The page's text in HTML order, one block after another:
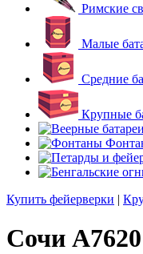
Римские
Малые
Средние
Крупные
Купить фейерверки |
Сочи А7620